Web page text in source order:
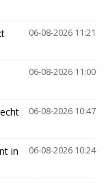
06-08-2026 11:21
06-08-2026 11:00
06-08-2026 10:47
06-08-2026 10:24
in